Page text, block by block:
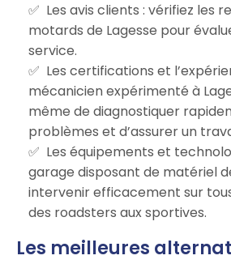
Les avis clients : vérifiez les
motards de Lagesse pour
service.
Les certifications et
mécanicien expérimenté à
même de diagnostiquer
problèmes et d’assurer un
Les équipements et
garage disposant de matériel
intervenir efficacement sur
des roadsters aux sportives.
Les meilleures